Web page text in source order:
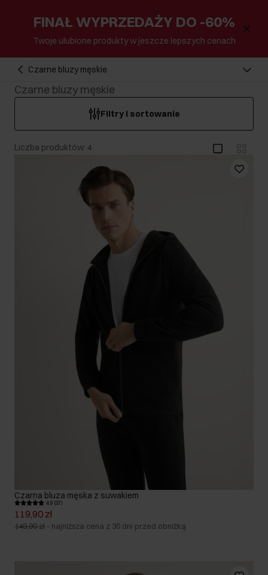
FINAŁ WYPRZEDAŻY DO -60%
Twoje ulubione produkty w jeszcze lepszych cenach
Czarne bluzy męskie
Czarne bluzy męskie
Filtry i sortowanie
Liczba produktów: 4
Czarna bluza męska z suwakiem
4.9 (37)
119,90 zł
149,90 zł - najniższa cena z 30 dni przed obniżką